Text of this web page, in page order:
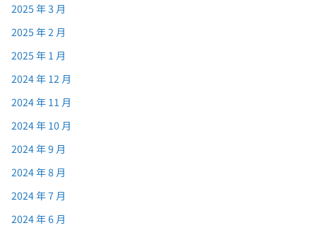
2025 年 3 月
2025 年 2 月
2025 年 1 月
2024 年 12 月
2024 年 11 月
2024 年 10 月
2024 年 9 月
2024 年 8 月
2024 年 7 月
2024 年 6 月